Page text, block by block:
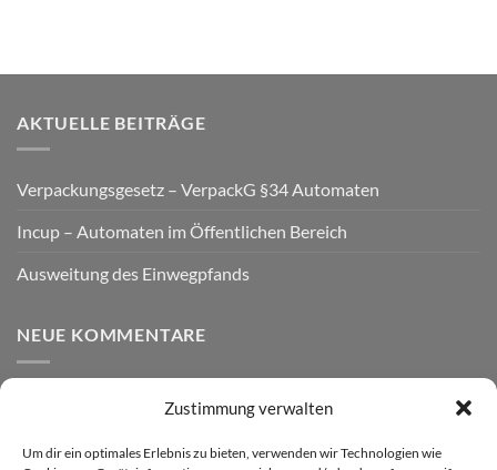
Zustimmung verwalten
Um dir ein optimales Erlebnis zu bieten, verwenden wir Technologien wie
AKTUELLE BEITRÄGE
Verpackungsgesetz – VerpackG §34 Automaten
Incup – Automaten im Öffentlichen Bereich
Ausweitung des Einwegpfands
NEUE KOMMENTARE